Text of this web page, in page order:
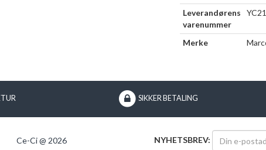
Leverandørens
varenummer
Merke
SIKKER BETALING
Ce-Ci @ 2026 NYHETSBREV: